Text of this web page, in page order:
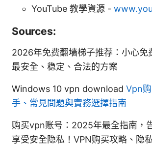
YouTube 教學資源 -
Sources:
2026年免费翻墙梯子推荐：小心免
最安全、稳定、合法的方案
Windows 10 vpn download Vpn
手、常見問題與實務選擇指南
购买vpn账号：2025年最全指南，
享受安全隐私！VPN购买攻略、隐